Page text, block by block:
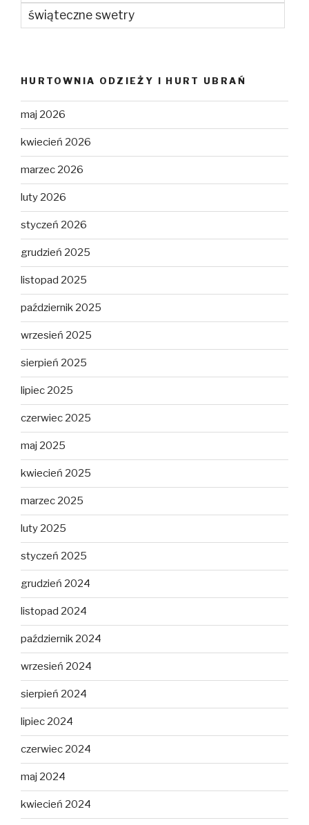
świąteczne swetry
HURTOWNIA ODZIEŻY I HURT UBRAŃ
maj 2026
kwiecień 2026
marzec 2026
luty 2026
styczeń 2026
grudzień 2025
listopad 2025
październik 2025
wrzesień 2025
sierpień 2025
lipiec 2025
czerwiec 2025
maj 2025
kwiecień 2025
marzec 2025
luty 2025
styczeń 2025
grudzień 2024
listopad 2024
październik 2024
wrzesień 2024
sierpień 2024
lipiec 2024
czerwiec 2024
maj 2024
kwiecień 2024